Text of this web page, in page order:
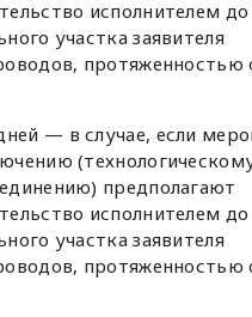
исполнителем
участка заявителя
протяженностью
— в случае, если
предполагают
исполнителем
участка заявителя
протяженностью